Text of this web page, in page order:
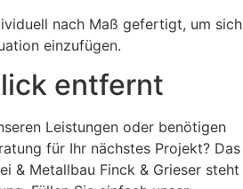
nach Maß gefertigt, um sich
einzufügen.
entfernt
Leistungen oder benötigen
für Ihr nächstes Projekt? Das
& Metallbau Finck & Grieser steht